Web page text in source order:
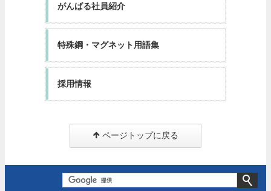
がんばる社員紹介
特殊鋼・マグネット用語集
採用情報
ページトップに戻る